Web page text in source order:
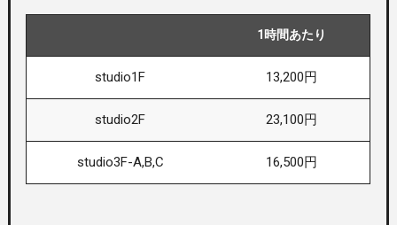
1時間あたり
studio1F 13,200円
studio2F 23,100円
studio3F-A,B,C 16,500円